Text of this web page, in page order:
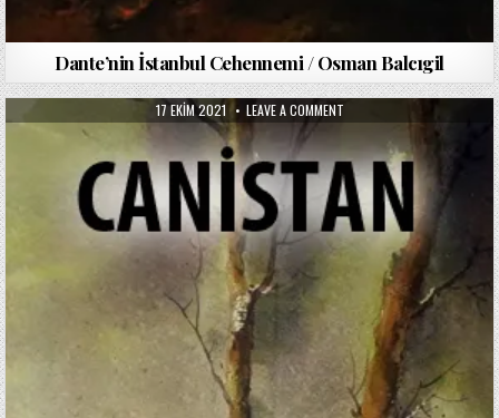
Dante’nin İstanbul Cehennemi / Osman Balcıgil
PUBLISHED
DATE:
17 EKIM 2021 LEAVE A COMMENTON
CANISTAN
YUSUF
ATILGAN